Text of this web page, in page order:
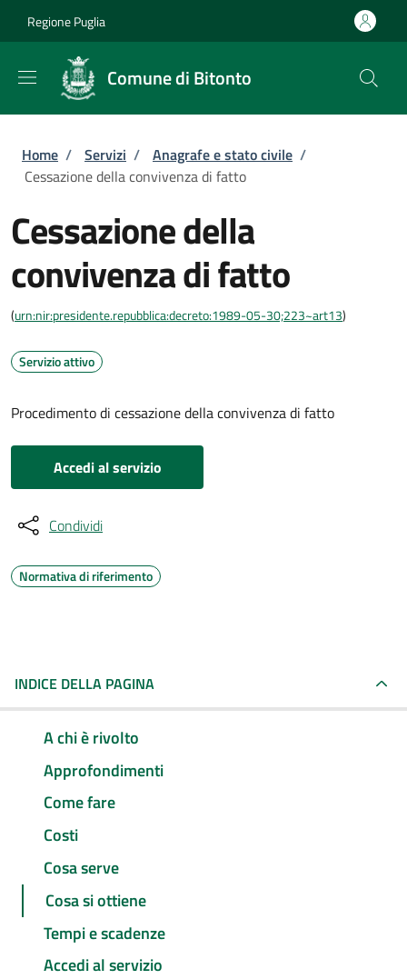
Regione Puglia
Comune di Bitonto
Briciole di pane
Home / Servizi / Anagrafe e stato civile /
Cessazione della convivenza di fatto
Cessazione della
convivenza di fatto
(urn:nir:presidente.repubblica:decreto:1989-05-30;223~art13)
Servizio attivo
Procedimento di cessazione della convivenza di fatto
Accedi al servizio
Condividi
Normativa di riferimento
INDICE DELLA PAGINA
A chi è rivolto
Approfondimenti
Come fare
Costi
Cosa serve
Cosa si ottiene
Tempi e scadenze
Accedi al servizio